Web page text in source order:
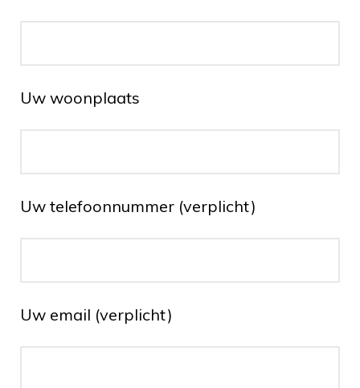
Uw woonplaats
Uw telefoonnummer (verplicht)
Uw email (verplicht)